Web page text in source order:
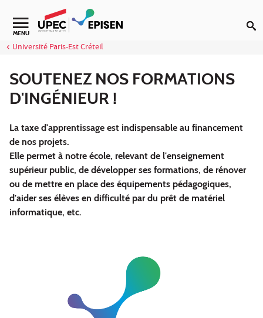
Aller au contenu
Navigation secondaire
MENU
Université Paris-Est Créteil
SOUTENEZ NOS FORMATIONS
D'INGÉNIEUR !
La taxe d'apprentissage est indispensable au financement
de nos projets.
Elle permet à notre école, relevant de l'enseignement
supérieur public, de développer ses formations, de rénover
ou de mettre en place des équipements pédagogiques,
d'aider ses élèves en difficulté par du prêt de matériel
informatique, etc.